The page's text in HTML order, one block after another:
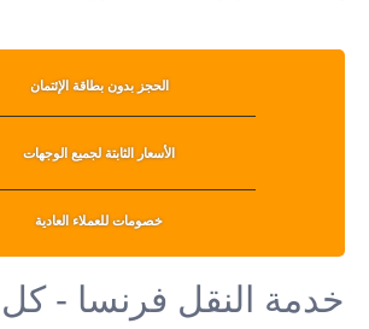
الحجز بدون بطاقة الإئتمان
الأسعار الثابتة لجميع الوجهات
خصومات للعملاء العادية
خدمة النقل فرنسا -